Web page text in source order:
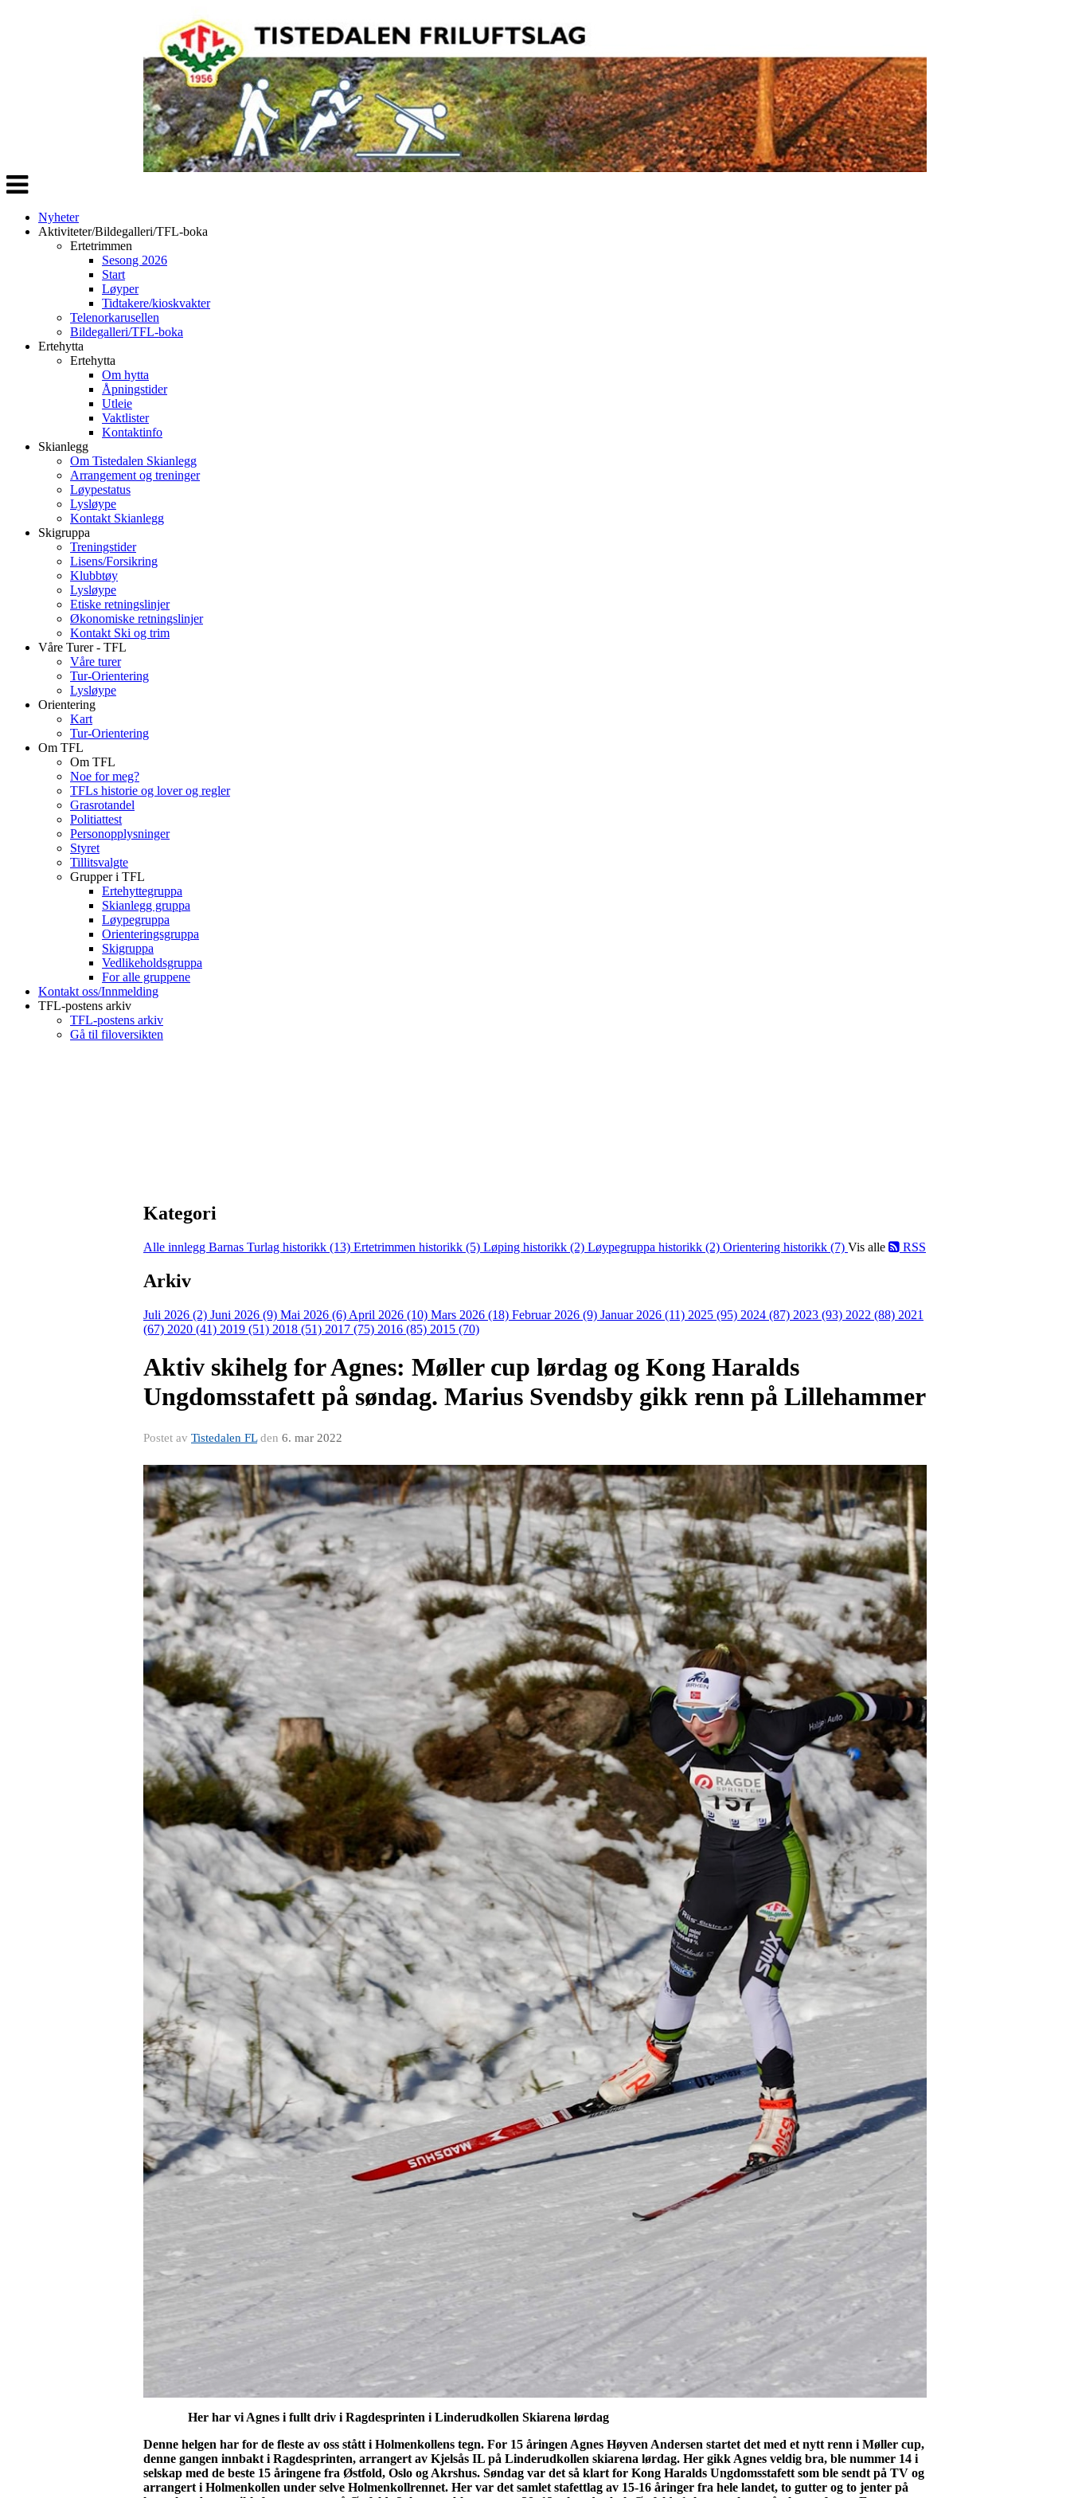
Veksle
navigasjon
Nyheter
Aktiviteter/Bildegalleri/TFL-boka
Ertetrimmen
Sesong 2026
Start
Løyper
Tidtakere/kioskvakter
Telenorkarusellen
Bildegalleri/TFL-boka
Ertehytta
Ertehytta
Om hytta
Åpningstider
Utleie
Vaktlister
Kontaktinfo
Skianlegg
Om Tistedalen Skianlegg
Arrangement og treninger
Løypestatus
Lysløype
Kontakt Skianlegg
Skigruppa
Treningstider
Lisens/Forsikring
Klubbtøy
Lysløype
Etiske retningslinjer
Økonomiske retningslinjer
Kontakt Ski og trim
Våre Turer - TFL
Våre turer
Tur-Orientering
Lysløype
Orientering
Kart
Tur-Orientering
Om TFL
Om TFL
Noe for meg?
TFLs historie og lover og regler
Grasrotandel
Politiattest
Personopplysninger
Styret
Tillitsvalgte
Grupper i TFL
Ertehyttegruppa
Skianlegg gruppa
Løypegruppa
Orienteringsgruppa
Skigruppa
Vedlikeholdsgruppa
For alle gruppene
Kontakt oss/Innmelding
TFL-postens arkiv
TFL-postens arkiv
Gå til filoversikten
Kategori
Alle innlegg Barnas Turlag historikk (13) Ertetrimmen historikk (5) Løping historikk (2) Løypegruppa historikk (2) Orientering historikk (7) Vis alle RSS
Arkiv
Juli 2026 (2) Juni 2026 (9) Mai 2026 (6) April 2026 (10) Mars 2026 (18) Februar 2026 (9) Januar 2026 (11) 2025 (95) 2024 (87) 2023 (93) 2022 (88) 2021
(67) 2020 (41) 2019 (51) 2018 (51) 2017 (75) 2016 (85) 2015 (70)
Aktiv skihelg for Agnes: Møller cup lørdag og Kong Haralds
Ungdomsstafett på søndag. Marius Svendsby gikk renn på Lillehammer
Postet av Tistedalen FLden 6. mar 2022
Her har vi Agnes i fullt driv i Ragdesprinten i Linderudkollen Skiarena lørdag
Denne helgen har for de fleste av oss stått i Holmenkollens tegn. For 15 åringen Agnes Høyven Andersen startet det med et nytt renn i Møller cup,
denne gangen innbakt i Ragdesprinten, arrangert av Kjelsås IL på Linderudkollen skiarena lørdag. Her gikk Agnes veldig bra, ble nummer 14 i
selskap med de beste 15 åringene fra Østfold, Oslo og Akrshus. Søndag var det så klart for Kong Haralds Ungdomsstafett som ble sendt på TV og
arrangert i Holmenkollen under selve Holmenkollrennet. Her var det samlet stafettlag av 15-16 åringer fra hele landet, to gutter og to jenter på